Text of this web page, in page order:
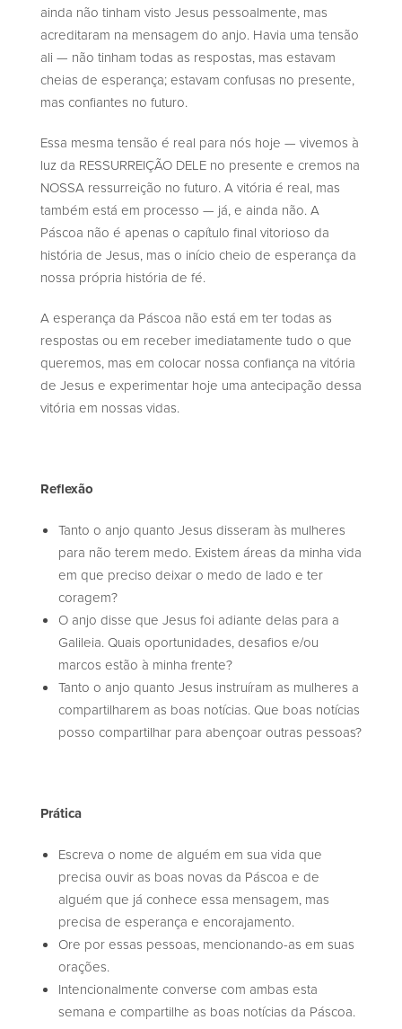
ainda não tinham visto Jesus pessoalmente, mas
acreditaram na mensagem do anjo. Havia uma tensão
ali — não tinham todas as respostas, mas estavam
cheias de esperança; estavam confusas no presente,
mas confiantes no futuro.
Essa mesma tensão é real para nós hoje — vivemos à
luz da RESSURREIÇÃO DELE no presente e cremos na
NOSSA ressurreição no futuro. A vitória é real, mas
também está em processo — já, e ainda não. A
Páscoa não é apenas o capítulo final vitorioso da
história de Jesus, mas o início cheio de esperança da
nossa própria história de fé.
A esperança da Páscoa não está em ter todas as
respostas ou em receber imediatamente tudo o que
queremos, mas em colocar nossa confiança na vitória
de Jesus e experimentar hoje uma antecipação dessa
vitória em nossas vidas.
Reflexão
Tanto o anjo quanto Jesus disseram às mulheres
para não terem medo. Existem áreas da minha vida
em que preciso deixar o medo de lado e ter
coragem?
O anjo disse que Jesus foi adiante delas para a
Galileia. Quais oportunidades, desafios e/ou
marcos estão à minha frente?
Tanto o anjo quanto Jesus instruíram as mulheres a
compartilharem as boas notícias. Que boas notícias
posso compartilhar para abençoar outras pessoas?
Prática
Escreva o nome de alguém em sua vida que
precisa ouvir as boas novas da Páscoa e de
alguém que já conhece essa mensagem, mas
precisa de esperança e encorajamento.
Ore por essas pessoas, mencionando-as em suas
orações.
Intencionalmente converse com ambas esta
semana e compartilhe as boas notícias da Páscoa.